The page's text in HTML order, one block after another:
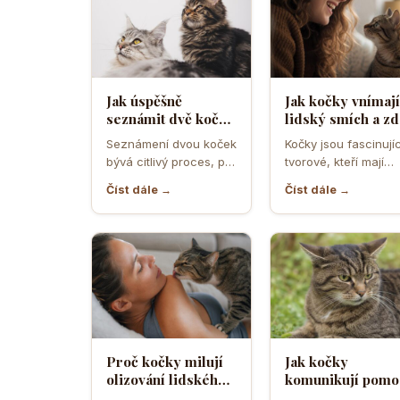
Jak úspěšně
seznámit dvě kočky
a předejít
teritoriálním
válkám
Seznámení dvou koček
bývá citlivý proces, při
minuty, pachy,
prostředí i…
Číst dále →
Jak kočky vnímají
lidský smích a
ho považují za
projev radosti
hrozbu
Kočky jsou
tvorové, kteří mají
komunikace a
světa. Když se…
Číst dále →
Proč kočky milují
olizování lidského
Jak kočky
komunikují